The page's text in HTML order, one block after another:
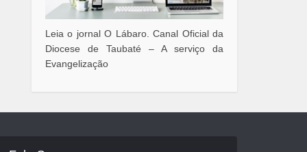
Leia o jornal O Lábaro. Canal Oficial da
Diocese de Taubaté – A serviço da
Evangelização